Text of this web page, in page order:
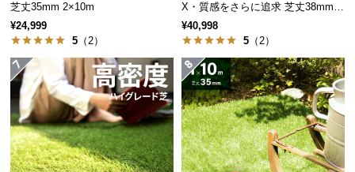
ブ
ロ
グ
企
業
情
芝丈35mm 2×10m
¥24,999
5 （2）
X・質感をさらに追求 芝丈38mm 2
×10m
¥40,998
5 （2）